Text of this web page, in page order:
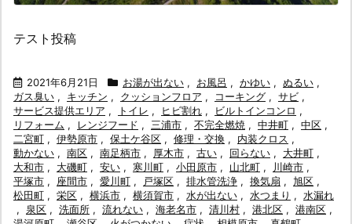
テスト投稿
2021年6月21日 お湯が出ない , お風呂 , かゆい , ぬるい ,
ガス臭い , キッチン , クッションフロア , コーキング , サビ ,
サービス提供エリア , トイレ , ヒビ割れ , ビルトインコンロ ,
リフォーム , レンジフード , 三浦市 , 不完全燃焼 , 中井町 , 中区 ,
二宮町 , 伊勢原市 , 保土ケ谷区 , 修理・交換 , 内装クロス ,
動かない , 南区 , 南足柄市 , 厚木市 , 古い , 回らない , 大井町 ,
大和市 , 大磯町 , 安い , 寒川町 , 小田原市 , 山北町 , 川崎市 ,
平塚市 , 座間市 , 愛川町 , 戸塚区 , 排水管洗浄 , 換気扇 , 旭区 ,
松田町 , 栄区 , 横浜市 , 横須賀市 , 水が出ない , 水つまり , 水漏れ
,
泉区 , 洗面所 , 流れない , 海老名市 , 清川村 , 港北区 , 港南区 ,